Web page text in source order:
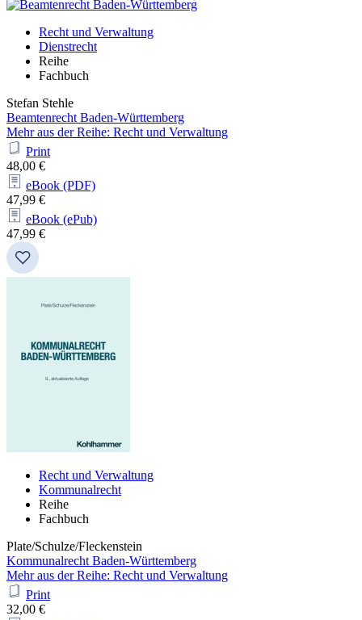
Recht und Verwaltung
Dienstrecht
Reihe
Fachbuch
Stefan Stehle
Beamtenrecht Baden-Württemberg
Mehr aus der Reihe: Recht und Verwaltung
Print
48,00 €
eBook (PDF)
47,99 €
eBook (ePub)
47,99 €
Recht und Verwaltung
Kommunalrecht
Reihe
Fachbuch
Plate/Schulze/Fleckenstein
Kommunalrecht Baden-Württemberg
Mehr aus der Reihe: Recht und Verwaltung
Print
32,00 €